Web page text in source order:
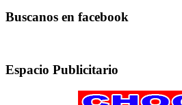
Buscanos en facebook
Espacio Publicitario